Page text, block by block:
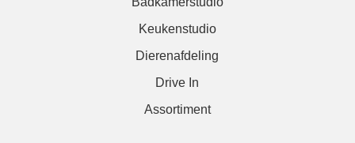
Keukenstudio
Dierenafdeling
Drive In
Assortiment